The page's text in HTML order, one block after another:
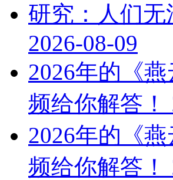
研究：人们
2026-08-09
2026年的《
频给你解答！
2026年的《
频给你解答！